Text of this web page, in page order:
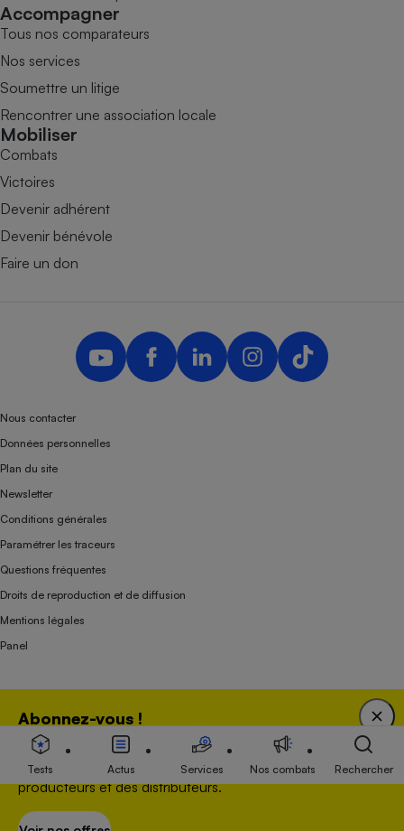
Abonnez-vous !
Bénéficiez d'une expertise unique tout en soutenant
une association 100 % indépendante de l'Etat, des
producteurs et des distributeurs.
Accompagner
Tous nos comparateurs
Nos services
Soumettre un litige
Rencontrer une association locale
Mobiliser
Combats
Victoires
Devenir adhérent
Devenir bénévole
Faire un don
Nous contacter
Données personnelles
Plan du site
Newsletter
Conditions générales
Paramétrer les traceurs
Questions fréquentes
Droits de reproduction et de diffusion
Mentions légales
Panel
Association indépendante de l’État, des syndicats, des producteurs et des
distributeurs depuis 1951.
Tests Actus Services Nos combats Rechercher